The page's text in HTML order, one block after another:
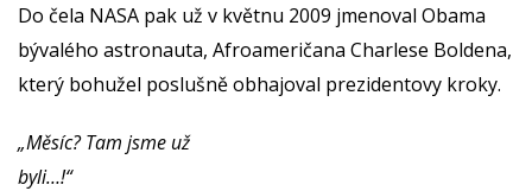
Do čela NASA pak už v květnu 2009 jmenoval Obama
bývalého astronauta, Afroameričana Charlese Boldena,
který bohužel poslušně obhajoval prezidentovy kroky.
„Měsíc? Tam jsme už
byli…!“